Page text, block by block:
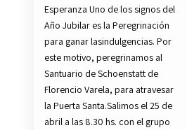
Esperanza Uno de los signos del
Año Jubilar es la Peregrinación
para ganar lasindulgencias. Por
este motivo, peregrinamos al
Santuario de Schoenstatt de
Florencio Varela, para atravesar
la Puerta Santa.Salimos el 25 de
abril a las 8.30 hs. con el grupo